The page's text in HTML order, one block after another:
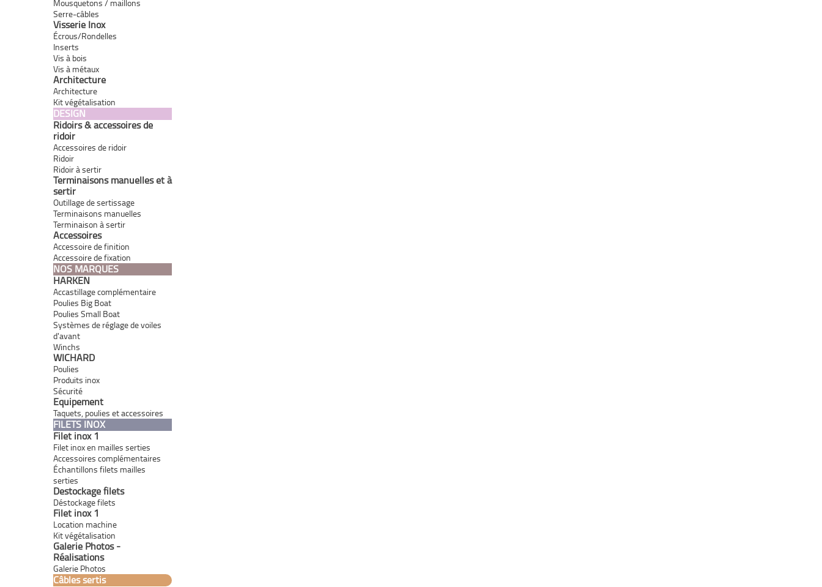
Mousquetons / maillons
Serre-câbles
Visserie Inox
Écrous/Rondelles
Inserts
Vis à bois
Vis à métaux
Architecture
Architecture
Kit végétalisation
DESIGN
Ridoirs & accessoires de
ridoir
Accessoires de ridoir
Ridoir
Ridoir à sertir
Terminaisons manuelles et à
sertir
Outillage de sertissage
Terminaisons manuelles
Terminaison à sertir
Accessoires
Accessoire de finition
Accessoire de fixation
NOS MARQUES
HARKEN
Accastillage complémentaire
Poulies Big Boat
Poulies Small Boat
Systèmes de réglage de voiles
d'avant
Winchs
WICHARD
Poulies
Produits inox
Sécurité
Equipement
Taquets, poulies et accessoires
FILETS INOX
Filet inox 1
Filet inox en mailles serties
Accessoires complémentaires
Échantillons filets mailles
serties
Destockage filets
Déstockage filets
Filet inox 1
Location machine
Kit végétalisation
Galerie Photos -
Réalisations
Galerie Photos
Câbles sertis